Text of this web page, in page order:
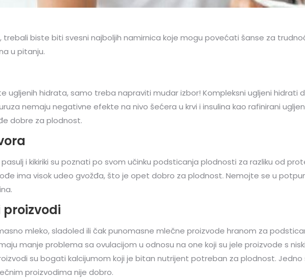
biste biti svesni najboljih namirnica koje mogu povećati šanse za
u pitanju.
ugljenih hidrata, samo treba napraviti mudar izbor! Kompleksni ugljeni hidrati
nemaju negativne efekte na nivo šećera u krvi i insulina kao rafinirani
dobre za plodnost.
i kikiriki su poznati po svom učinku podsticanja plodnosti za razliku od
ima visok udeo gvožđa, što je opet dobro za plodnost. Nemojte se u
mleko, sladoled ili čak punomasne mlečne proizvode hranom za
manje problema sa ovulacijom u odnosu na one koji su jele proizvode s
su bogati kalcijumom koji je bitan nutrijent potreban za plodnost.
proizvodima nije dobro.